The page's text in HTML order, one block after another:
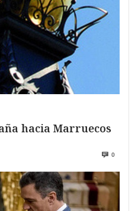
hacia Marruecos
0